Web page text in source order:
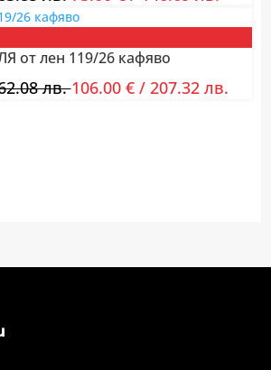
от лен 119/26 кафяво
лв.106.00 €/ 207.32 лв.